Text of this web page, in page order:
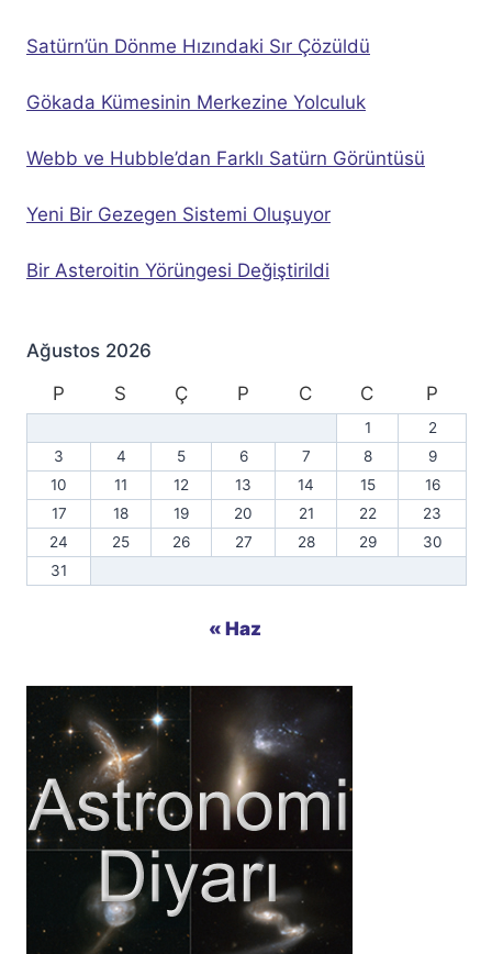
Satürn’ün Dönme Hızındaki Sır Çözüldü
Gökada Kümesinin Merkezine Yolculuk
Webb ve Hubble’dan Farklı Satürn Görüntüsü
Yeni Bir Gezegen Sistemi Oluşuyor
Bir Asteroitin Yörüngesi Değiştirildi
Ağustos 2026
P
S Ç P C C P
1
2
3
4 5 6 7 8
9
10
11 12 13 14 15
16
17
18 19 20 21 22
23
24
25 26 27 28 29
30
31
« Haz